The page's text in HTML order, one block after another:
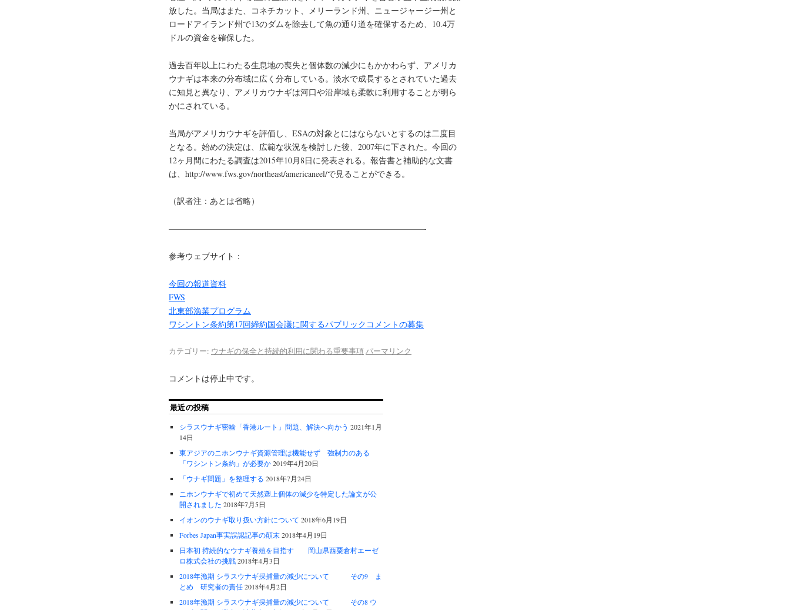
放した。当局はまた、コネチカット、メリーランド州、ニュージャージー州と
ロードアイランド州で13のダムを除去して魚の通り道を確保するため、10.4万
ドルの資金を確保した。
過去百年以上にわたる生息地の喪失と個体数の減少にもかかわらず、アメリカ
ウナギは本来の分布域に広く分布している。淡水で成長するとされていた過去
に知見と異なり、アメリカウナギは河口や沿岸域も柔軟に利用することが明ら
かにされている。
当局がアメリカウナギを評価し、ESAの対象とにはならないとするのは二度目
となる。始めの決定は、広範な状況を検討した後、2007年に下された。今回の
12ヶ月間にわたる調査は2015年10月8日に発表される。報告書と補助的な文書
は、http://www.fws.gov/northeast/americaneel/で見ることができる。
（訳者注：あとは省略）
———————————————————————————————-
参考ウェブサイト：
今回の報道資料
FWS
北東部漁業プログラム
ワシントン条約第17回締約国会議に関するパブリックコメントの募集
カテゴリー: ウナギの保全と持続的利用に関わる重要事項パーマリンク
コメントは停止中です。
最近の投稿
シラスウナギ密輸「香港ルート」問題、解決へ向かう 2021年1月
14日
東アジアのニホンウナギ資源管理は機能せず 強制力のある
「ワシントン条約」が必要か2019年4月20日
「ウナギ問題」を整理する 2018年7月24日
ニホンウナギで初めて天然遡上個体の減少を特定した論文が公
開されました 2018年7月5日
イオンのウナギ取り扱い方針について 2018年6月19日
Forbes Japan事実誤認記事の顛末2018年4月19日
日本初 持続的なウナギ養殖を目指す 岡山県西粟倉村エーゼ
ロ株式会社の挑戦2018年4月3日
2018年漁期 シラスウナギ採捕量の減少について その9 ま
とめ 研究者の責任2018年4月2日
2018年漁期 シラスウナギ採捕量の減少について その8 ウ